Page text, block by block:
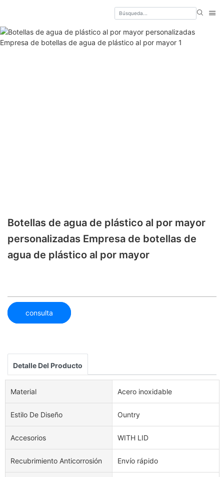
Botellas de agua de plástico al por mayor
personalizadas Empresa de botellas de
agua de plástico al por mayor
consulta
Detalle Del Producto
Material Acero inoxidable
Estilo De Diseño Ountry
Accesorios WITH LID
Recubrimiento Anticorrosión Envío rápido